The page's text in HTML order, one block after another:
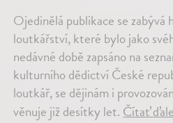
Ojedinělá publikace se zabývá
loutkářství, které bylo jako
nedávné době zapsáno na
kulturního dědictví České
loutkář, se dějinám i
věnuje již desítky let.Čítať